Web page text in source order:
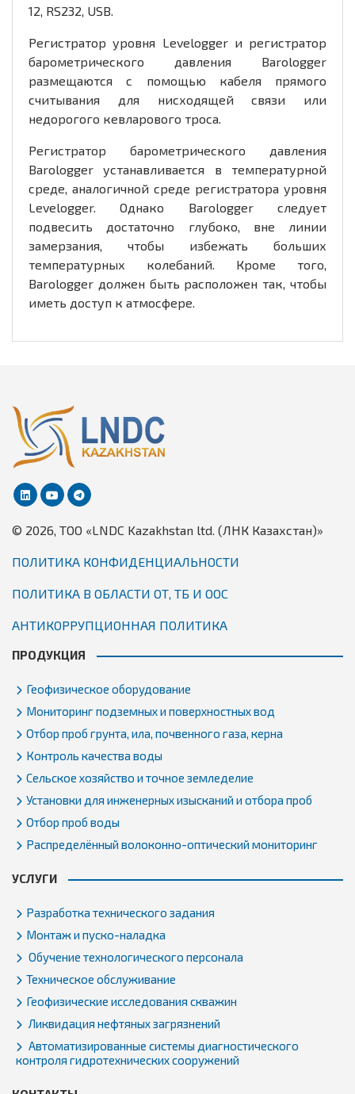
12, RS232, USB.
Регистратор уровня Levelogger и регистратор
барометрического давления Barologger
размещаются с помощью кабеля прямого
считывания для нисходящей связи или
недорогого кевларового троса.
Регистратор барометрического давления
Barologger устанавливается в температурной
среде, аналогичной среде регистратора уровня
Levelogger. Однако Barologger следует
подвесить достаточно глубоко, вне линии
замерзания, чтобы избежать больших
температурных колебаний. Кроме того,
Barologger должен быть расположен так, чтобы
иметь доступ к атмосфере.
© 2026, TОО «LNDC Kazakhstan ltd. (ЛНК Казахстан)»
ПОЛИТИКА КОНФИДЕНЦИАЛЬНОСТИ
ПОЛИТИКА В ОБЛАСТИ ОТ, ТБ И ООС
АНТИКОРРУПЦИОННАЯ ПОЛИТИКА
ПРОДУКЦИЯ
Геофизическое оборудование
Мониторинг подземных и поверхностных вод
Отбор проб грунта, ила, почвенного газа, керна
Контроль качества воды
Сельское хозяйство и точное земледелие
Установки для инженерных изысканий и отбора проб
Отбор проб воды
Распределённый волоконно-оптический мониторинг
УСЛУГИ
Разработка технического задания
Монтаж и пуско-наладка
Обучение технологического персонала
Техническое обслуживание
Геофизические исследования скважин
Ликвидация нефтяных загрязнений
Автоматизированные системы диагностического
контроля гидротехнических сооружений